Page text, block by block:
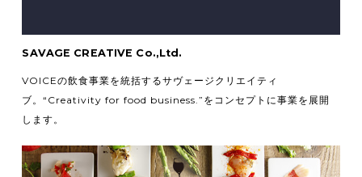
SAVAGE CREATIVE Co.,Ltd.
VOICEの飲食事業を統括するサヴェージクリエイティ
ブ。“Creativity for food business.”をコンセプトに事業を展開
します。